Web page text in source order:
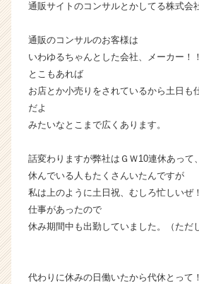
業
ら
ス
届
就
活
サ
チ
ャ
通販サイトのコンサルとかしてる株式会
通販のコンサルのお客様は
いわゆるちゃんとした会社、メーカー！
とこもあれば
お店とか小売りをされているから土日も
だよ
みたいなとこまで広くあります。
話変わりますが弊社はＧＷ10連休あって
休んでいる人もたくさんいたんですが
私は上のように土日祝、むしろ忙しいぜ
仕事があったので
休み期間中も出勤していました。（ただ
代わりに休みの日働いたから代休とって